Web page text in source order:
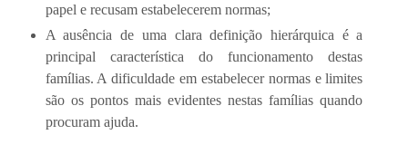
papel e recusam estabelecerem normas;
A ausência de uma clara definição hierárquica é a
principal característica do funcionamento destas
famílias. A dificuldade em estabelecer normas e limites
são os pontos mais evidentes nestas famílias quando
procuram ajuda.